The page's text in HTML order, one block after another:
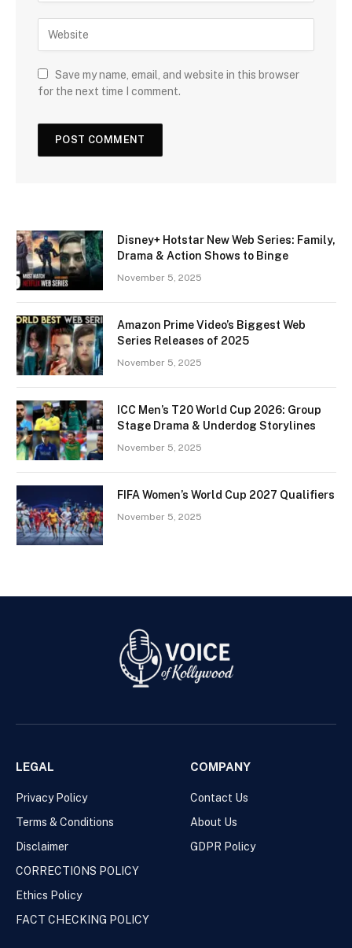
Save my name, email, and website in this browser
for the next time I comment.
Disney+ Hotstar New Web Series: Family,
Drama & Action Shows to Binge
November 5, 2025
Amazon Prime Video’s Biggest Web
Series Releases of 2025
November 5, 2025
ICC Men’s T20 World Cup 2026: Group
Stage Drama & Underdog Storylines
November 5, 2025
FIFA Women’s World Cup 2027 Qualifiers
November 5, 2025
LEGAL
Privacy Policy
Terms & Conditions
Disclaimer
CORRECTIONS POLICY
Ethics Policy
FACT CHECKING POLICY
COMPANY
Contact Us
About Us
GDPR Policy